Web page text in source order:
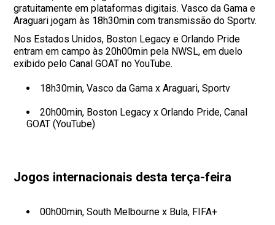
gratuitamente em plataformas digitais. Vasco da Gama e
Araguari jogam às 18h30min com transmissão do Sportv.
Nos Estados Unidos, Boston Legacy e Orlando Pride
entram em campo às 20h00min pela NWSL, em duelo
exibido pelo Canal GOAT no YouTube.
18h30min, Vasco da Gama x Araguari, Sportv
20h00min, Boston Legacy x Orlando Pride, Canal
GOAT (YouTube)
Jogos internacionais desta terça-feira
00h00min, South Melbourne x Bula, FIFA+